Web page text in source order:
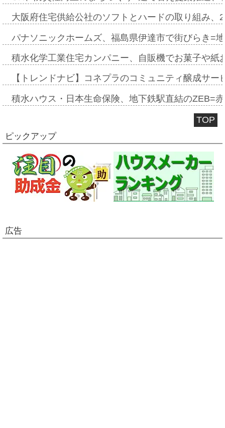
大阪府住宅供給公社のソフトとハードの取り組み
パナソニックホームズ、福島県伊達市で街びらき=
積水化学工業住宅カンパニー、自販機でお菓子や
【トレンドナビ】コネプラのコミュニティ醸成サ
積水ハウス・日本生命保険、地下鉄駅直結のZEB=
TOP
ピックアップ
広告